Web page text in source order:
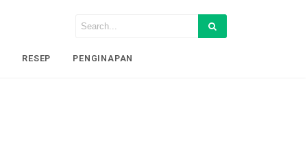
RESEP PENGINAPAN